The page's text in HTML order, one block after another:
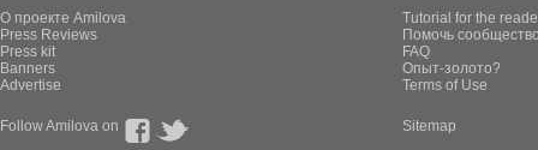
О проекте Amilova
Press Reviews
Press kit
Banners
Advertise
Tutorial for the
Помочь
FAQ
Опыт-золото?
Terms of Use
Follow Amilova on Sitemap